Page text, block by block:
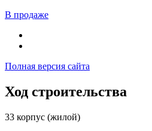
В продаже
Полная версия сайта
Ход строительства
33 корпус (жилой)